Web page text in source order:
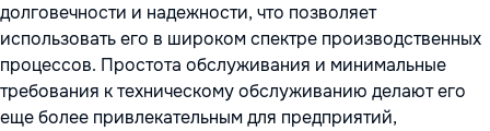
долговечности и надежности, что позволяет
использовать его в широком спектре производственных
процессов. Простота обслуживания и минимальные
требования к техническому обслуживанию делают его
еще более привлекательным для предприятий,